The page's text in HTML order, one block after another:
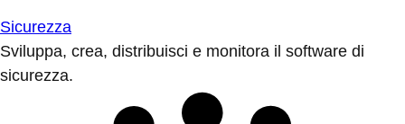
Sicurezza
Sviluppa, crea, distribuisci e monitora il software di
sicurezza.